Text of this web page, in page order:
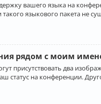
вашего языка на
языкового пакета не
рядом с моим
присутствовать два
статус на конференции.